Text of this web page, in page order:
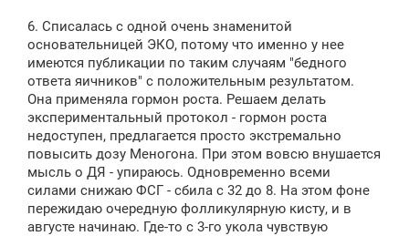
6. Списалась с одной очень знаменитой
основательницей ЭКО, потому что именно у нее
имеются публикации по таким случаям "бедного
ответа яичников" с положительным результатом.
Она применяла гормон роста. Решаем делать
экспериментальный протокол - гормон роста
недоступен, предлагается просто экстремально
повысить дозу Меногона. При этом вовсю внушается
мысль о ДЯ - упираюсь. Одновременно всеми
силами снижаю ФСГ - сбила с 32 до 8. На этом фоне
пережидаю очередную фолликулярную кисту, и в
августе начинаю. Где-то с 3-го укола чувствую